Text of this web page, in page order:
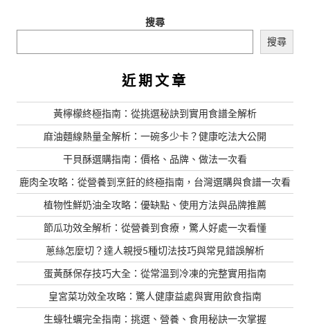
搜尋
搜尋
近期文章
黃檸檬終極指南：從挑選秘訣到實用食譜全解析
麻油麵線熱量全解析：一碗多少卡？健康吃法大公開
干貝酥選購指南：價格、品牌、做法一次看
鹿肉全攻略：從營養到烹飪的終極指南，台灣選購與食譜一次看
植物性鮮奶油全攻略：優缺點、使用方法與品牌推薦
節瓜功效全解析：從營養到食療，驚人好處一次看懂
蔥絲怎麼切？達人親授5種切法技巧與常見錯誤解析
蛋黃酥保存技巧大全：從常溫到冷凍的完整實用指南
皇宮菜功效全攻略：驚人健康益處與實用飲食指南
生蠔牡蠣完全指南：挑選、營養、食用秘訣一次掌握